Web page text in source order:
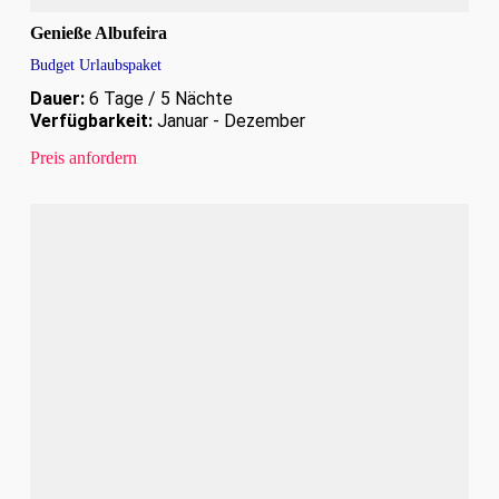
Genieße Albufeira
Budget Urlaubspaket
Dauer:6 Tage / 5 Nächte
Verfügbarkeit:Januar - Dezember
Preis anfordern